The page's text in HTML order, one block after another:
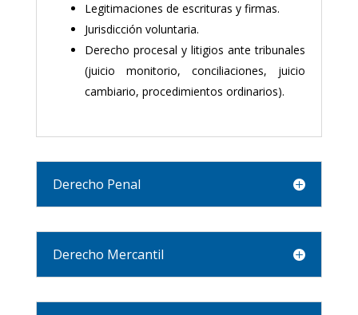
Legitimaciones de escrituras y firmas.
Jurisdicción voluntaria.
Derecho procesal y litigios ante tribunales
(juicio monitorio, conciliaciones, juicio
cambiario, procedimientos ordinarios).
Derecho Penal
Derecho Mercantil